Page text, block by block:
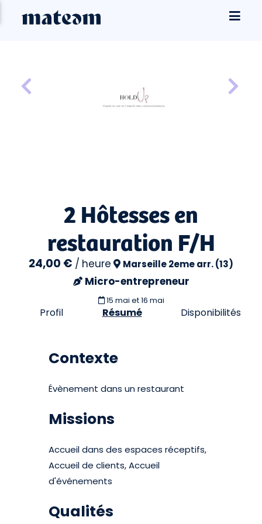
2 Hôtesses en
restauration F/H
24,00 € / heure Marseille 2eme arr. (13)
Micro-entrepreneur
15 mai et 16 mai
Profil Résumé Disponibilités
Contexte
Évènement dans un restaurant
Missions
Accueil dans des espaces réceptifs,
Accueil de clients, Accueil
d'événements
Qualités